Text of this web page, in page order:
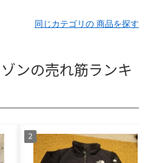
同じカテゴリの 商品を探す
ンの売れ筋ランキ